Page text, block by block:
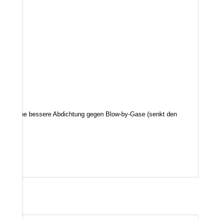
eine bessere Abdichtung gegen Blow-by-Gase (senkt den